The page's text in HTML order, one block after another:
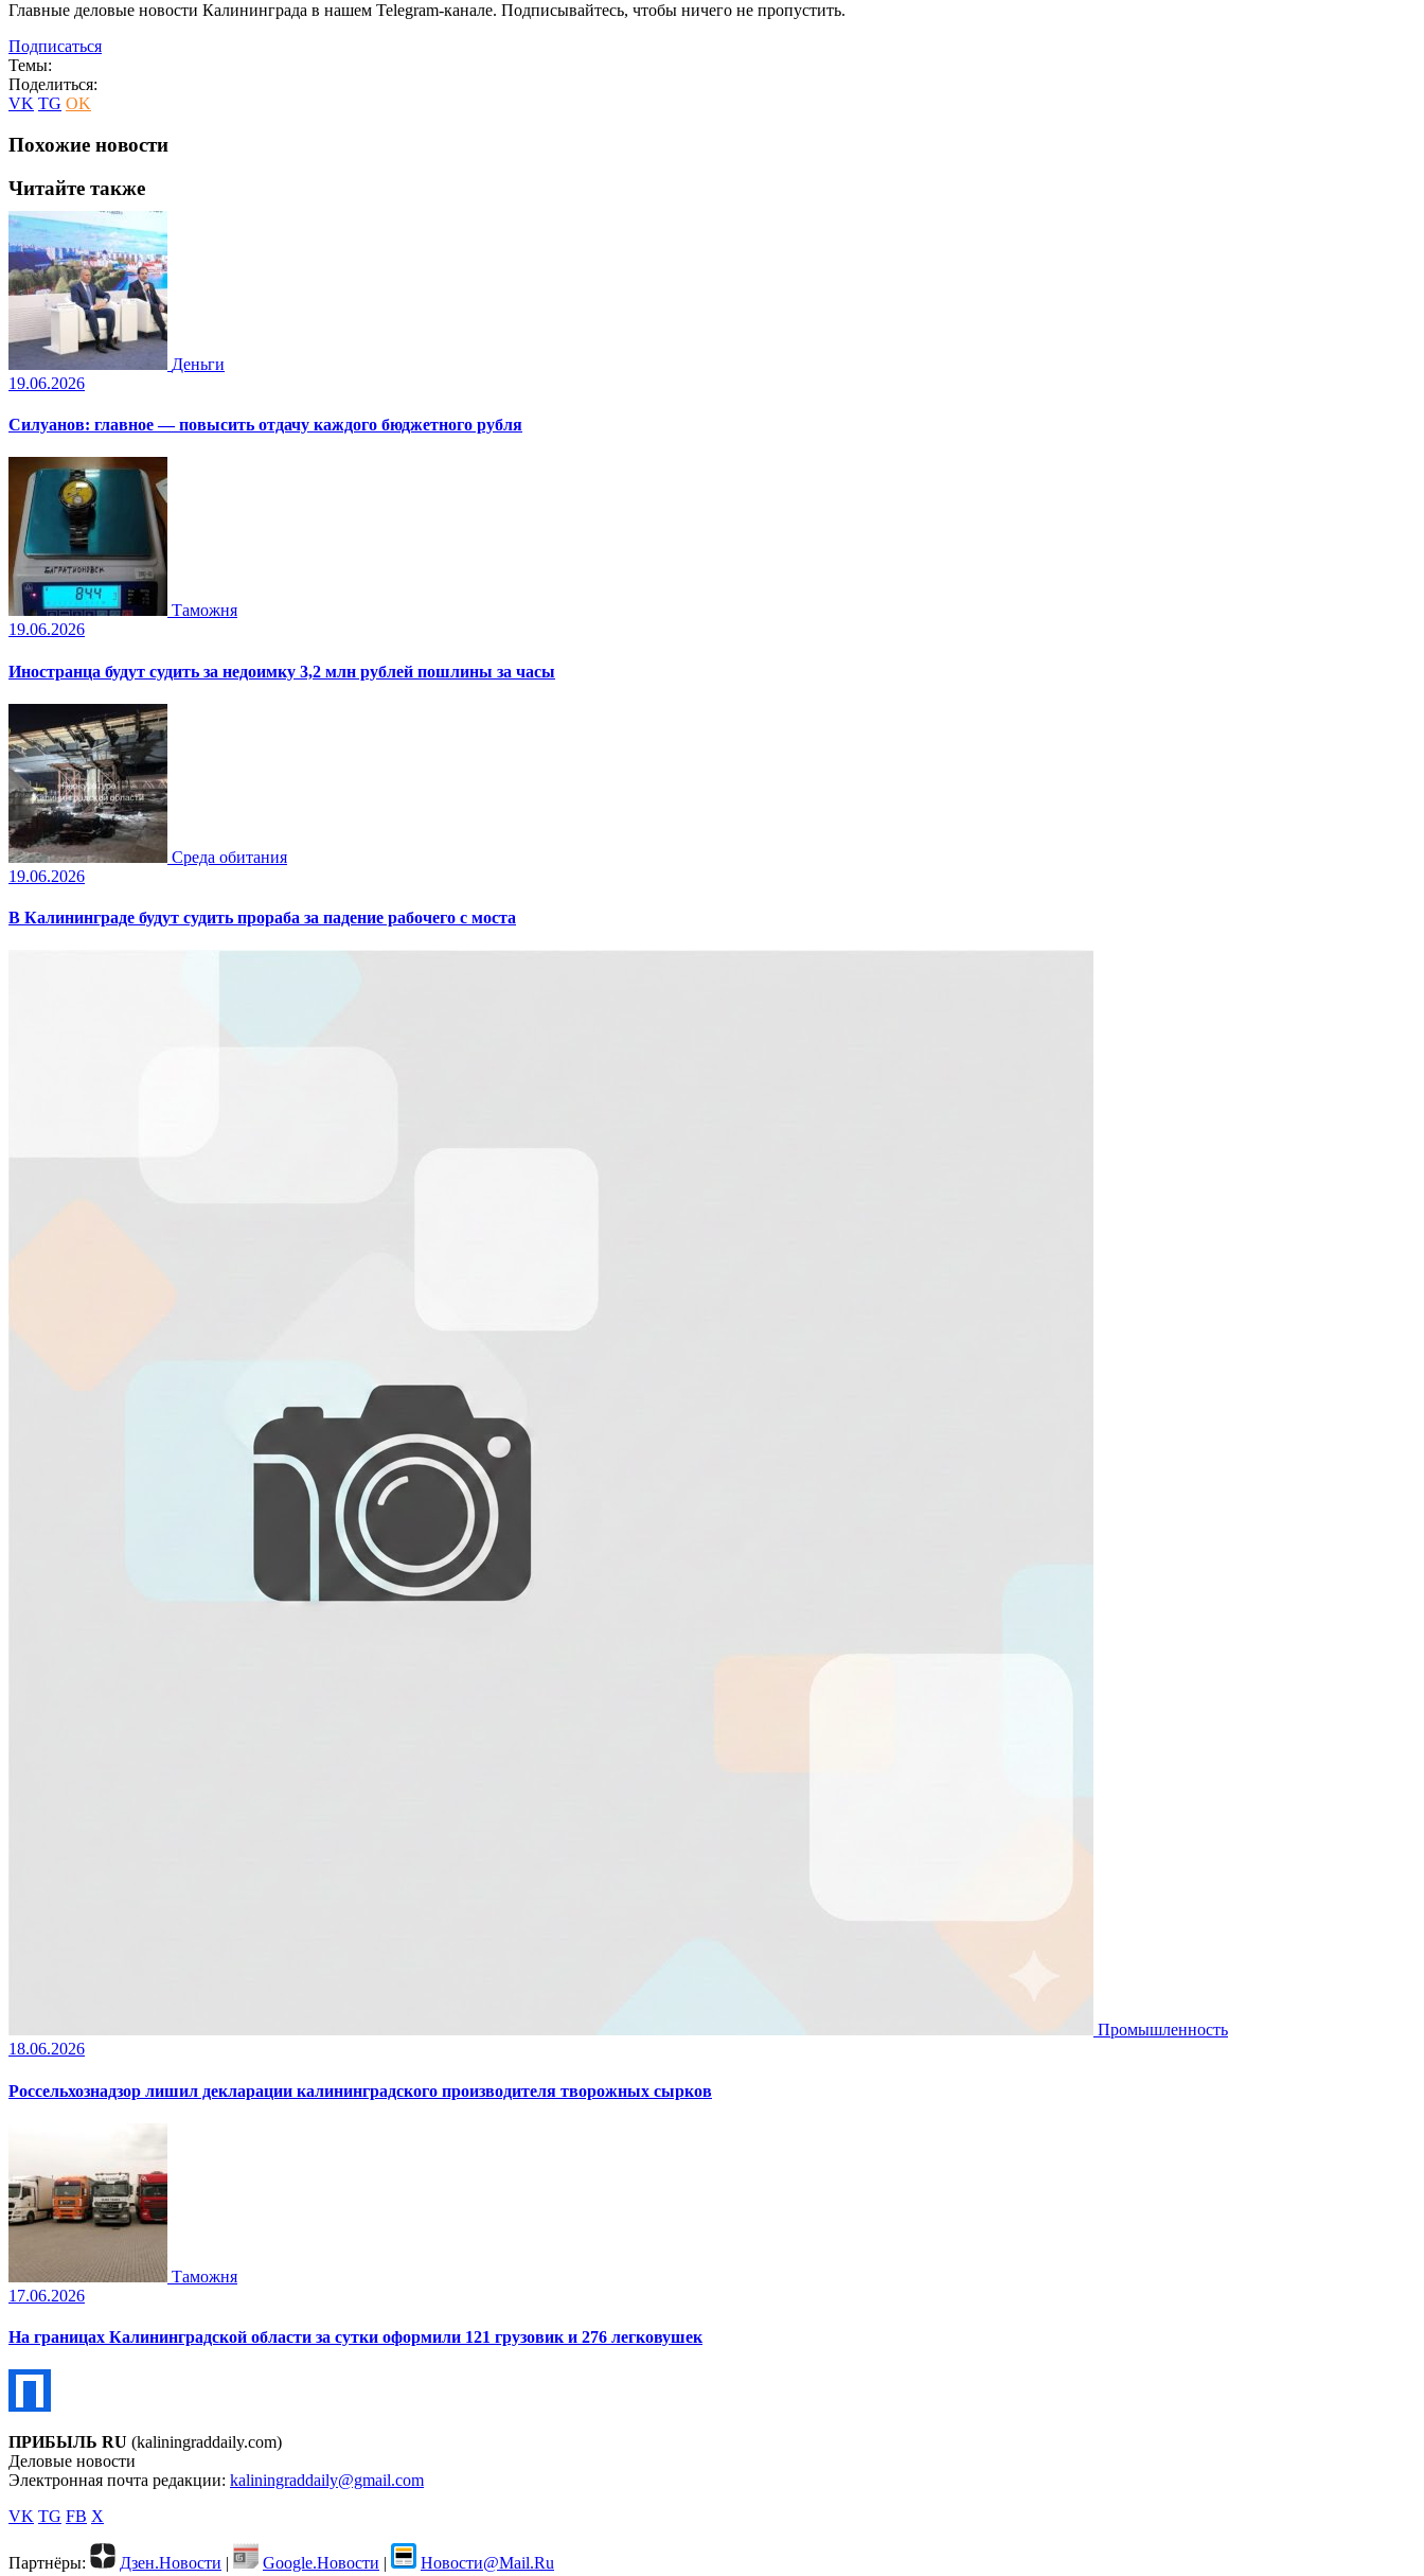
Главные деловые новости Калининграда в нашем Telegram-канале. Подписывайтесь, чтобы ничего не пропустить.
Подписаться
Темы:
Поделиться:
VK TG OK
Похожие новости
Читайте также
Деньги
19.06.2026
Силуанов: главное — повысить отдачу каждого бюджетного рубля
Таможня
19.06.2026
Иностранца будут судить за недоимку 3,2 млн рублей пошлины за часы
Среда обитания
19.06.2026
В Калининграде будут судить прораба за падение рабочего с моста
Промышленность
18.06.2026
Россельхознадзор лишил декларации калининградского производителя творожных сырков
Таможня
17.06.2026
На границах Калининградской области за сутки оформили 121 грузовик и 276 легковушек
ПРИБЫЛЬ RU (kaliningraddaily.com)
Деловые новости
Электронная почта редакции: kaliningraddaily@gmail.com
VK TG FB X
Партнёры: Дзен.Новости | Google.Новости | Новости@Mail.Ru